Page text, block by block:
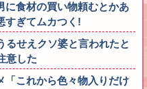
に食材の買い物頼むとかあ
すぎてムカつく!
るせえクソ婆と言われたと
意した
「これから色々物入りだけ